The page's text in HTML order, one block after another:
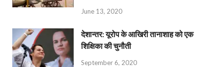
June 13, 2020
देशान्‍तर: यूरोप के आखिरी तानाशाह को एक
शिक्षिका की चुनौती
September 6, 2020